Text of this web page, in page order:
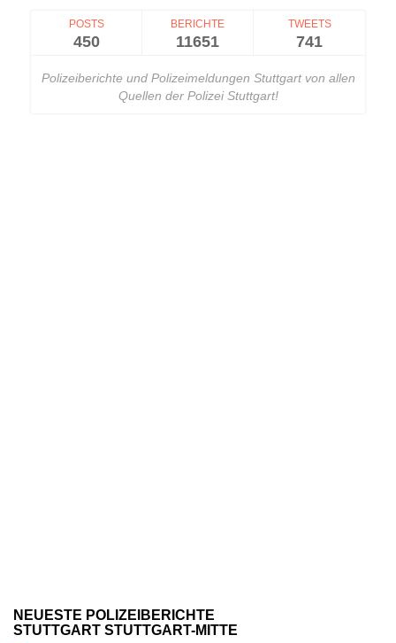
POSTS
450
BERICHTE
11651
TWEETS
741
Polizeiberichte und Polizeimeldungen Stuttgart von allen
Quellen der Polizei Stuttgart!
NEUESTE POLIZEIBERICHTE
STUTTGART STUTTGART-MITTE